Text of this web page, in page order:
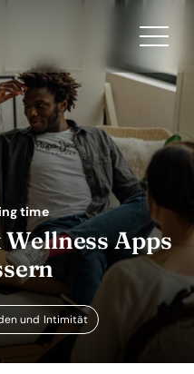
time
Apps
und Intimität